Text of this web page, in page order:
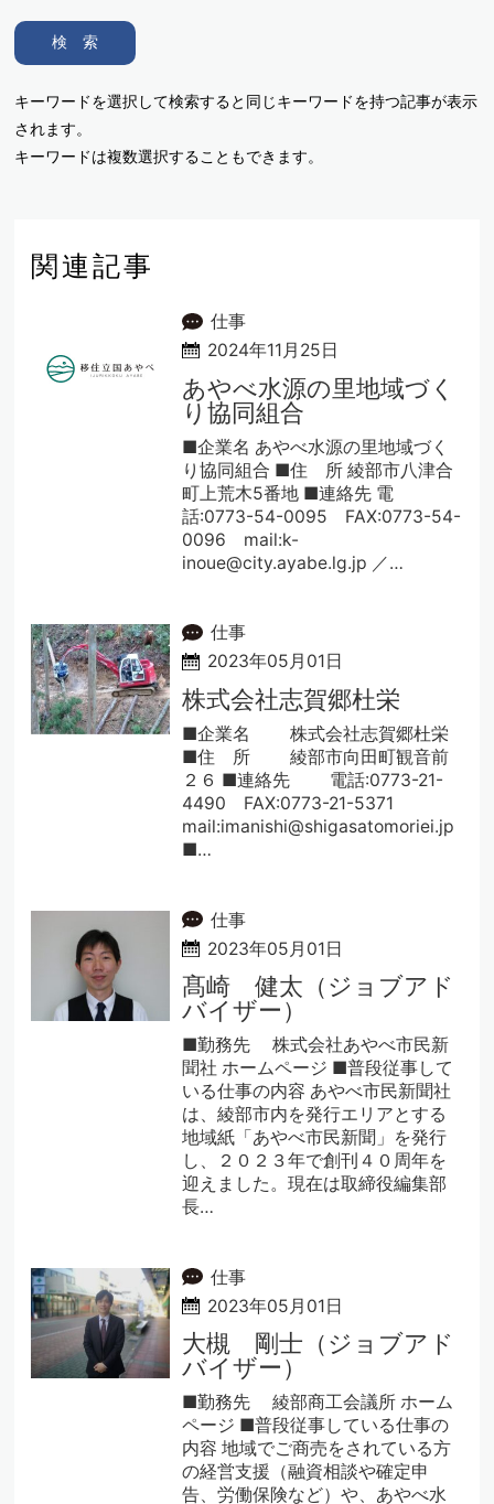
キーワードを選択して検索すると同じキーワードを持つ記事が表示
されます。
キーワードは複数選択することもできます。
検 索
関連記事
仕事
2024年11月25日
あやべ水源の里地域づく
り協同組合
■企業名 あやべ水源の里地域づく
り協同組合 ■住 所 綾部市八津合
町上荒木5番地 ■連絡先 電
話:0773-54-0095 FAX:0773-54-
0096 mail:k-
inoue@city.ayabe.lg.jp ／…
仕事
2023年05月01日
株式会社志賀郷杜栄
■企業名 株式会社志賀郷杜栄
■住 所 綾部市向田町観音前
２６ ■連絡先 電話:0773-21-
4490 FAX:0773-21-5371
mail:imanishi@shigasatomoriei.jp
■…
仕事
2023年05月01日
髙崎 健太（ジョブアド
バイザー）
■勤務先 株式会社あやべ市民新
聞社 ホームページ ■普段従事して
いる仕事の内容 あやべ市民新聞社
は、綾部市内を発行エリアとする
地域紙「あやべ市民新聞」を発行
し、２０２３年で創刊４０周年を
迎えました。現在は取締役編集部
長…
仕事
2023年05月01日
大槻 剛士（ジョブアド
バイザー）
■勤務先 綾部商工会議所 ホーム
ページ ■普段従事している仕事の
内容 地域でご商売をされている方
の経営支援（融資相談や確定申
告、労働保険など）や、あやべ水